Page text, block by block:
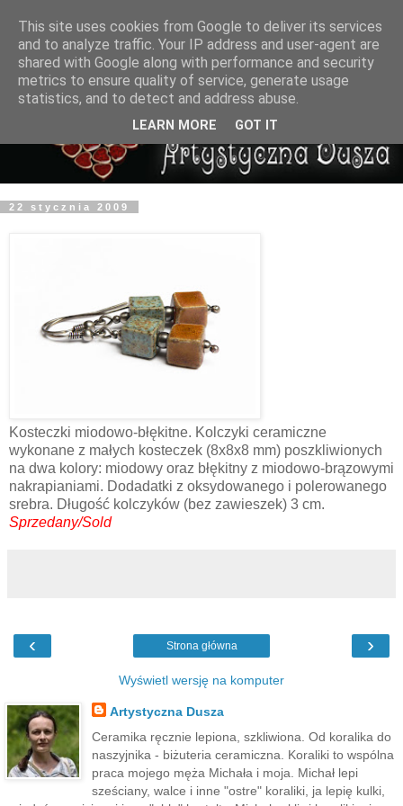
22 stycznia 2009
Kosteczki miodowo-błękitne. Kolczyki ceramiczne
wykonane z małych kosteczek (8x8x8 mm) poszkliwionych
na dwa kolory: miodowy oraz błękitny z miodowo-brązowymi
nakrapianiami. Dodadatki z oksydowanego i polerowanego
srebra. Długość kolczyków (bez zawieszek) 3 cm.
Sprzedany/Sold
‹ ›
Strona główna
Wyświetl wersję na komputer
Artystyczna Dusza
Ceramika ręcznie lepiona, szkliwiona. Od koralika do
naszyjnika - biżuteria ceramiczna. Koraliki to wspólna
praca mojego męża Michała i moja. Michał lepi
sześciany, walce i inne "ostre" koraliki, ja lepię kulki,
This site uses cookies from Google to deliver its services
and to analyze traffic. Your IP address and user-agent are
shared with Google along with performance and security
metrics to ensure quality of service, generate usage
statistics, and to detect and address abuse.
LEARN MORE GOT IT